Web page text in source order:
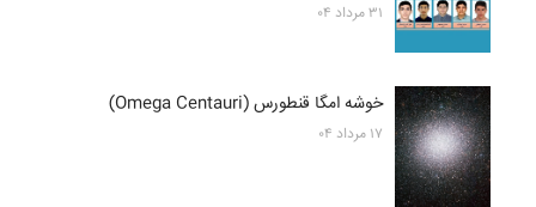
۳۱ مرداد ۰۴
خوشه امگا قنطورس (Omega Centauri)
۱۷ مرداد ۰۴